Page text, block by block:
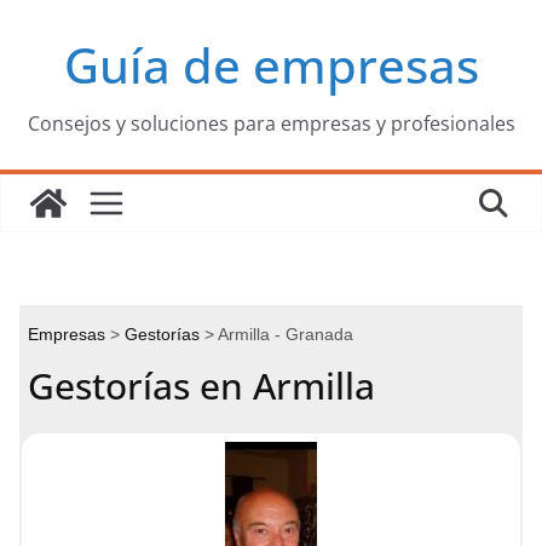
contenidoGuía de empresas
Consejos y soluciones para empresas y profesionales
Empresas Gestorías Armilla - Granada
Gestorías en Armilla